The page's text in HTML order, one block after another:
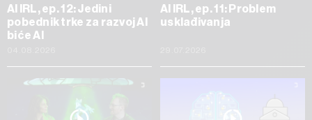
AI IRL, ep. 12: Jedini
pobednik trke za razvoj AI
biće AI
AI IRL, ep. 11: Problem
usklađivanja